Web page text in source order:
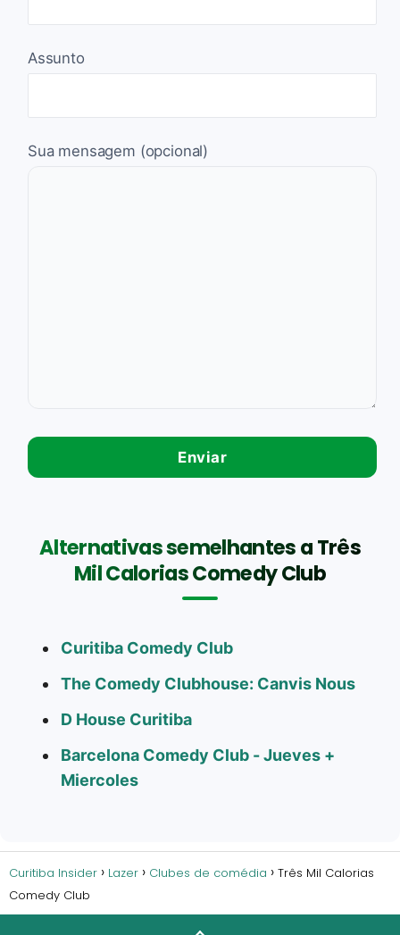
Assunto
Sua mensagem (opcional)
Alternativas semelhantes a Três
Mil Calorias Comedy Club
Curitiba Comedy Club
The Comedy Clubhouse: Canvis Nous
D House Curitiba
Barcelona Comedy Club - Jueves +
Miercoles
Curitiba Insider Lazer Clubes de comédia
Três Mil Calorias
Comedy Club